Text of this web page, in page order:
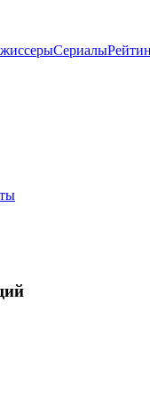
Сериалы